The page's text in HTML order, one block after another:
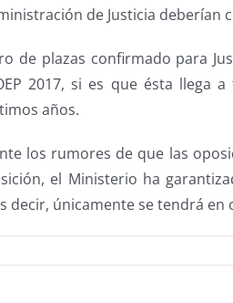
de Justicia deberían
de plazas confirmado para
2017, si es que ésta llega
años.
los rumores de que las
el Ministerio ha
decir, únicamente se tendrá en